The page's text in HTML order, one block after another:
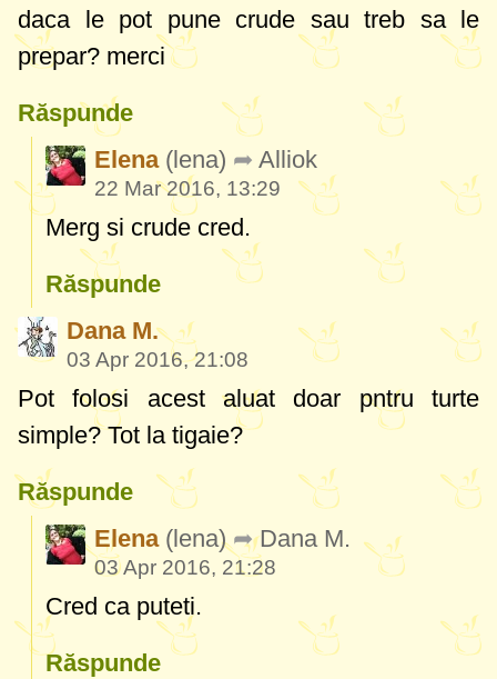
daca le pot pune crude sau treb sa le
prepar? merci
Răspunde
Elena (lena) Alliok
22 Mar 2016, 13:29
Merg si crude cred.
Răspunde
Dana M.
03 Apr 2016, 21:08
Pot folosi acest aluat doar pntru turte
simple? Tot la tigaie?
Răspunde
Elena (lena) Dana M.
03 Apr 2016, 21:28
Cred ca puteti.
Răspunde